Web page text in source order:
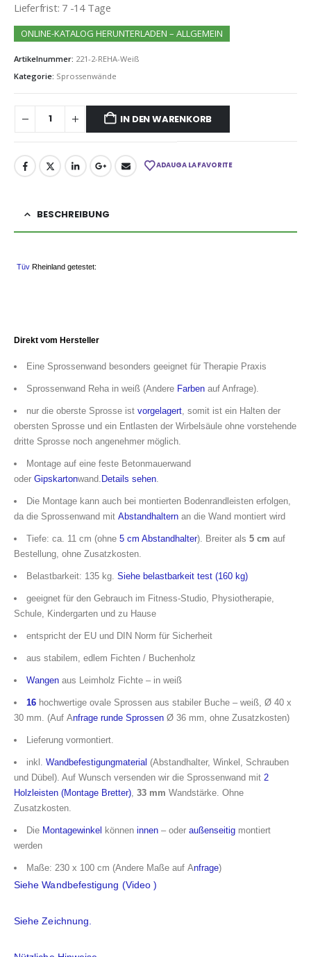
Lieferfrist: 7 -14 Tage
ONLINE-KATALOG HERUNTERLADEN – ALLGEMEIN
Artikelnummer: 221-2-REHA-Weiß
Kategorie: Sprossenwände
IN DEN WARENKORB
ADAUGA LA FAVORITE
BESCHREIBUNG
Tüv Rheinland getestet:
Direkt vom Hersteller
Eine Sprossenwand besonders geeignet für Therapie Praxis
Sprossenwand Reha in weiß (Andere Farben auf Anfrage).
nur die oberste Sprosse ist vorgelagert, somit ist ein Halten der
obersten Sprosse und ein Entlasten der Wirbelsäule ohne vorstehende
dritte Sprosse noch angenehmer möglich.
Montage auf eine feste Betonmauerwand
oder Gipskartonwand. Details sehen.
Die Montage kann auch bei montierten Bodenrandleisten erfolgen,
da die Sprossenwand mit Abstandhaltern an die Wand montiert wird
Tiefe: ca. 11 cm (ohne 5 cm Abstandhalter). Breiter als 5 cm auf
Bestellung, ohne Zusatzkosten.
Belastbarkeit: 135 kg. Siehe belastbarkeit test (160 kg)
geeignet für den Gebrauch im Fitness-Studio, Physiotherapie,
Schule, Kindergarten und zu Hause
entspricht der EU und DIN Norm für Sicherheit
aus stabilem, edlem Fichten / Buchenholz
Wangen aus Leimholz Fichte – in weiß
16 hochwertige ovale Sprossen aus stabiler Buche – weiß, Ø 40 x
30 mm. (Auf Anfrage runde Sprossen Ø 36 mm, ohne Zusatzkosten)
Lieferung vormontiert.
inkl. Wandbefestigungmaterial (Abstandhalter, Winkel, Schrauben
und Dübel). Auf Wunsch versenden wir die Sprossenwand mit 2
Holzleisten (Montage Bretter), 33 mm Wandstärke. Ohne
Zusatzkosten.
Die Montagewinkel können innen – oder außenseitig montiert
werden
Maße: 230 x 100 cm (Andere Maße auf Anfrage)
Siehe Wandbefestigung (Video)
Siehe Zeichnung.